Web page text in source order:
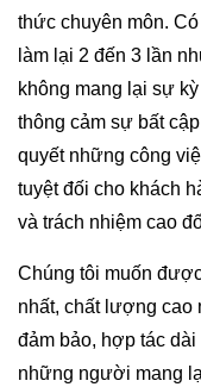
thức chuyên môn.
làm lại 2 đến 3 lần
không mang lại sự
thông cảm sự bất
quyết những công
tuyệt đối cho khách
và trách nhiệm cao
Chúng tôi muốn
nhất, chất lượng cao
đảm bảo, hợp tác dài
những người mang